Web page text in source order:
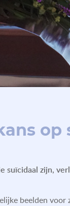
suïcidaal zijn,
beelden